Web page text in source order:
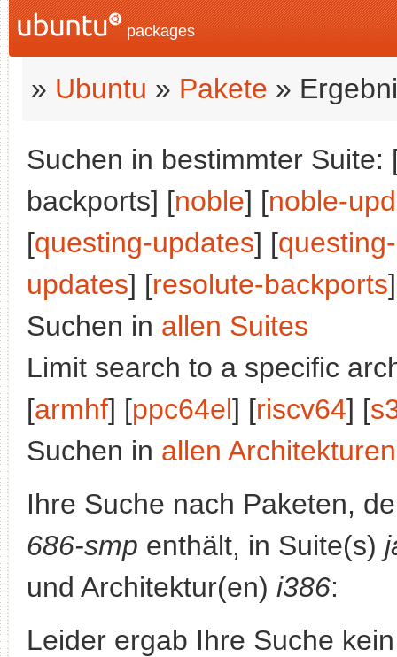
packages
» Ubuntu » Pakete »
Suchen in bestimmter Suite:
backports] [noble] [noble-
[questing-updates] [
updates] [resolute-backports
Suchen in allen Suites
Limit search to a specific
[armhf] [ppc64el] [riscv64] [
Suchen in allen Architekturen
Ihre Suche nach Paketen,
686-smp enthält, in Suite(s)
und Architektur(en) i386:
Leider ergab Ihre Suche